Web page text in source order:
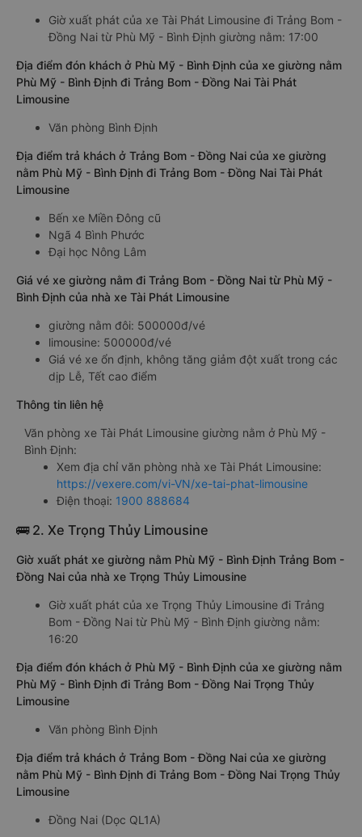
Giờ xuất phát của xe Tài Phát Limousine đi Trảng Bom -
Đồng Nai từ Phù Mỹ - Bình Định giường nằm: 17:00
Địa điểm đón khách ở Phù Mỹ - Bình Định của xe giường nằm
Phù Mỹ - Bình Định đi Trảng Bom - Đồng Nai Tài Phát
Limousine
Văn phòng Bình Định
Địa điểm trả khách ở Trảng Bom - Đồng Nai của xe giường
nằm Phù Mỹ - Bình Định đi Trảng Bom - Đồng Nai Tài Phát
Limousine
Bến xe Miền Đông cũ
Ngã 4 Bình Phước
Đại học Nông Lâm
Giá vé xe giường nằm đi Trảng Bom - Đồng Nai từ Phù Mỹ -
Bình Định của nhà xe Tài Phát Limousine
giường nằm đôi: 500000đ/vé
limousine: 500000đ/vé
Giá vé xe ổn định, không tăng giảm đột xuất trong các
dịp Lễ, Tết cao điểm
Thông tin liên hệ
Văn phòng xe Tài Phát Limousine giường nằm ở Phù Mỹ -
Bình Định:
Xem địa chỉ văn phòng nhà xe Tài Phát Limousine:
https://vexere.com/vi-VN/xe-tai-phat-limousine
Điện thoại: 1900 888684
🚌 2. Xe Trọng Thủy Limousine
Giờ xuất phát xe giường nằm Phù Mỹ - Bình Định Trảng Bom -
Đồng Nai của nhà xe Trọng Thủy Limousine
Giờ xuất phát của xe Trọng Thủy Limousine đi Trảng
Bom - Đồng Nai từ Phù Mỹ - Bình Định giường nằm:
16:20
Địa điểm đón khách ở Phù Mỹ - Bình Định của xe giường nằm
Phù Mỹ - Bình Định đi Trảng Bom - Đồng Nai Trọng Thủy
Limousine
Văn phòng Bình Định
Địa điểm trả khách ở Trảng Bom - Đồng Nai của xe giường
nằm Phù Mỹ - Bình Định đi Trảng Bom - Đồng Nai Trọng Thủy
Limousine
Đồng Nai (Dọc QL1A)